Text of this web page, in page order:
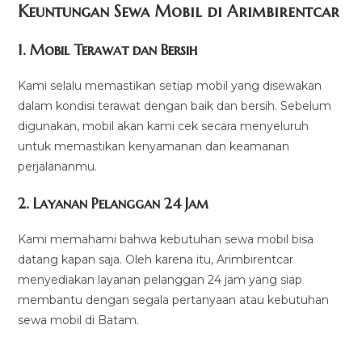
Keuntungan Sewa Mobil di Arimbirentcar
1.Mobil Terawat dan Bersih
Kami selalu memastikan setiap mobil yang disewakan
dalam kondisi terawat dengan baik dan bersih. Sebelum
digunakan, mobil akan kami cek secara menyeluruh
untuk memastikan kenyamanan dan keamanan
perjalananmu.
2.Layanan Pelanggan 24 Jam
Kami memahami bahwa kebutuhan sewa mobil bisa
datang kapan saja. Oleh karena itu, Arimbirentcar
menyediakan layanan pelanggan 24 jam yang siap
membantu dengan segala pertanyaan atau kebutuhan
sewa mobil di Batam.